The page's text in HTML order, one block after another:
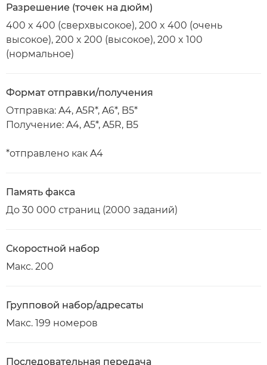
Разрешение (точек на дюйм)
400 x 400 (сверхвысокое), 200 x 400 (очень
высокое), 200 x 200 (высокое), 200 x 100
(нормальное)
Формат отправки/получения
Отправка: A4, A5R*, A6*, B5*
Получение: A4, A5*, A5R, B5
*отправлено как A4
Память факса
До 30 000 страниц (2000 заданий)
Скоростной набор
Макс. 200
Групповой набор/адресаты
Макс. 199 номеров
Последовательная передача